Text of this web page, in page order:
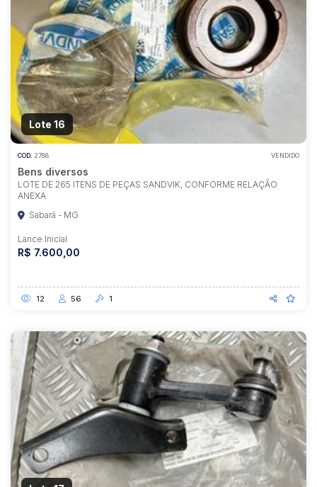
Lote 16
COD. 2788 VENDIDO
Bens diversos
LOTE DE 265 ITENS DE PEÇAS SANDVIK, CONFORME RELAÇÃO
ANEXA
Sabará - MG
Lance Inicial
R$ 7.600,00
12 56 1